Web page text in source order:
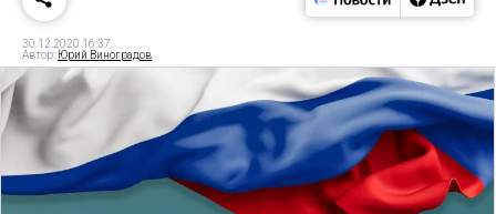
30.12.2020 16:37
Автор: Юрий Виноградов